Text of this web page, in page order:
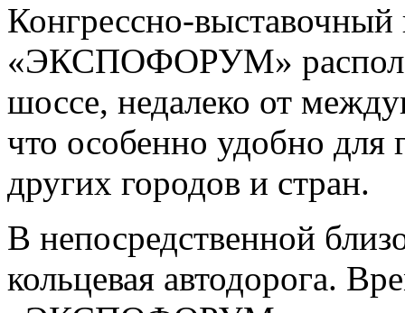
Конгрессно-выставочный
«ЭКСПОФОРУМ»
шоссе, недалеко от
что особенно удобно
других городов и стран.
В непосредственной
кольцевая автодорога.